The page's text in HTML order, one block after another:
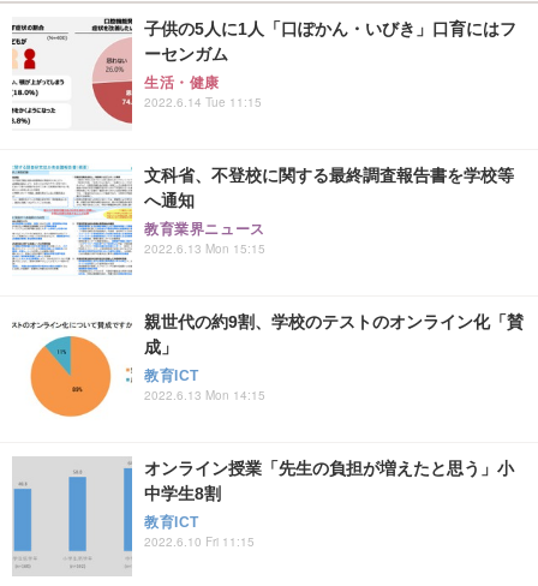
子供の5人に1人「口ぽかん・いびき」口育にはフ
ーセンガム
生活・健康
2022.6.14 Tue 11:15
文科省、不登校に関する最終調査報告書を学校等
へ通知
教育業界ニュース
2022.6.13 Mon 15:15
親世代の約9割、学校のテストのオンライン化「賛
成」
教育ICT
2022.6.13 Mon 14:15
オンライン授業「先生の負担が増えたと思う」小
中学生8割
教育ICT
2022.6.10 Fri 11:15